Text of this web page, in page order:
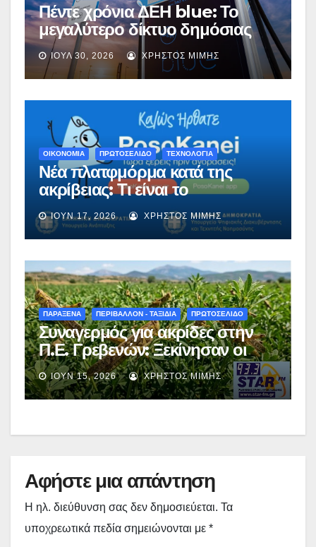
Πέντε χρόνια ΔΕΗ blue: Το
μεγαλύτερο δίκτυο δημόσιας
φόρτισης στην Ελλάδα που
επεκτείνεται δυναμικά στη
Νοτιοανατολική Ευρώπη
ΙΟΎΛ 30, 2026 ΧΡΉΣΤΟΣ ΜΊΜΗΣ
ΟΙΚΟΝΟΜΙΑ ΠΡΩΤΟΣΕΛΙΔΟ ΤΕΧΝΟΛΟΓΙΑ
Νέα πλατφμόρμα κατά της
ακρίβειας: Τι είναι το
PosoKanei – Πώς λειτουργεί
ΙΟΎΝ 17, 2026 ΧΡΉΣΤΟΣ ΜΊΜΗΣ
ΠΑΡΑΞΕΝΑ ΠΕΡΙΒΑΛΛΟΝ - ΤΑΞΙΔΙΑ ΠΡΩΤΟΣΕΛΙΔΟ
Συναγερμός για ακρίδες στην
Π.Ε. Γρεβενών: Ξεκίνησαν οι
ψεκασμοί – Αναλυτικές οδηγίες
προς τους αγρότες
ΙΟΎΝ 15, 2026 ΧΡΉΣΤΟΣ ΜΊΜΗΣ
Αφήστε μια απάντηση
Η ηλ. διεύθυνση σας δεν δημοσιεύεται. Τα
υποχρεωτικά πεδία σημειώνονται με *